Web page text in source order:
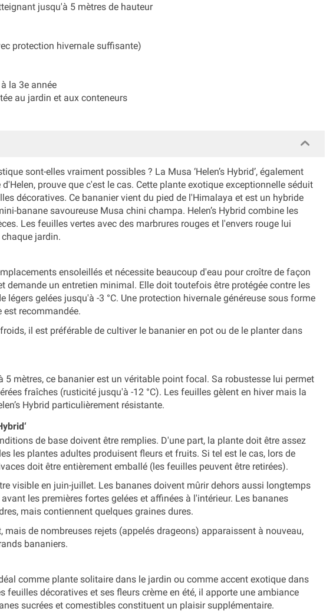
jusqu'à 5 mètres de hauteur
protection hivernale suffisante)
la 3e année
au jardin et aux conteneurs
sont-elles vraiment possibles ? La Musa ‘Helen’s Hybrid’, également
prouve que c'est le cas. Cette plante exotique exceptionnelle séduit
décoratives. Ce bananier vient du pied de l'Himalaya et est un hybride
banane savoureuse Musa chini champa. Helen’s Hybrid combine les
Les feuilles vertes avec des marbrures rouges et l'envers rouge lui
jardin.
ensoleillés et nécessite beaucoup d'eau pour croître de façon
demande un entretien minimal. Elle doit toutefois être protégée contre les
gelées jusqu'à -3 °C. Une protection hivernale généreuse sous forme
est recommandée.
il est préférable de cultiver le bananier en pot ou de le planter dans
mètres, ce bananier est un véritable point focal. Sa robustesse lui permet
fraîches (rusticité jusqu'à -12 °C). Les feuilles gèlent en hiver mais la
Hybrid particulièrement résistante.
de base doivent être remplies. D'une part, la plante doit être assez
les plantes adultes produisent fleurs et fruits. Si tel est le cas, lors de
doit être entièrement emballé (les feuilles peuvent être retirées).
visible en juin-juillet. Les bananes doivent mûrir dehors aussi longtemps
les premières fortes gelées et affinées à l'intérieur. Les bananes
mais contiennent quelques graines dures.
de nombreuses rejets (appelés drageons) apparaissent à nouveau,
bananiers.
comme plante solitaire dans le jardin ou comme accent exotique dans
feuilles décoratives et ses fleurs crème en été, il apporte une ambiance
sucrées et comestibles constituent un plaisir supplémentaire.